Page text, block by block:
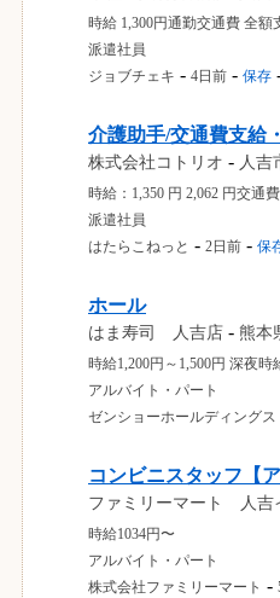
時給 1,300円通勤交通費 全額
派遣社員
ジョブチェキ - 4日前 - 保存
介護助手/交通費支給
株式会社コトリオ - 人吉
時給：1,350 円 2,062 円交通
派遣社員
はたらこねっと - 2日前 - 保
ホール
はま寿司 人吉店 - 熊本
時給1,200円～1,500円 深夜時
アルバイト・パート
ゼンショーホールディングス
コンビニスタッフ【
ファミリーマート 人吉
時給1034円〜
アルバイト・パート
株式会社ファミリーマート -